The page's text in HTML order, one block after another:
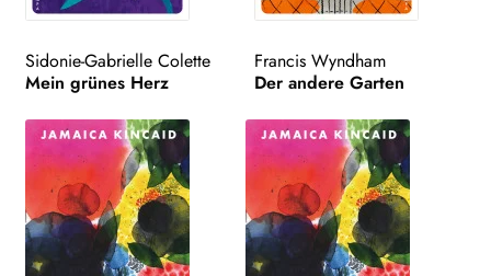
Sidonie-Gabrielle Colette
Mein grünes Herz
Francis Wyndham
Der andere Garten